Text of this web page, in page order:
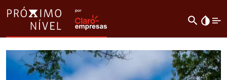
search invert_colors